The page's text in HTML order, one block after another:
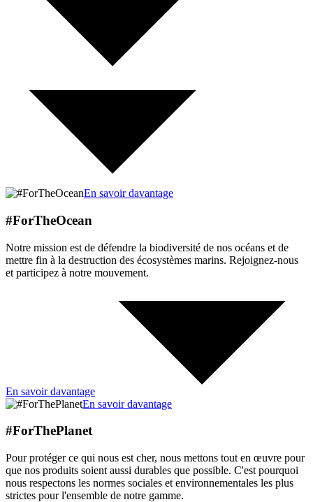
En savoir davantage
#ForTheOcean
Notre mission est de défendre la biodiversité de nos océans et de
mettre fin à la destruction des écosystèmes marins. Rejoignez-nous
et participez à notre mouvement.
En savoir davantage
En savoir davantage
#ForThePlanet
Pour protéger ce qui nous est cher, nous mettons tout en œuvre pour
que nos produits soient aussi durables que possible. C'est pourquoi
nous respectons les normes sociales et environnementales les plus
strictes pour l'ensemble de notre gamme.